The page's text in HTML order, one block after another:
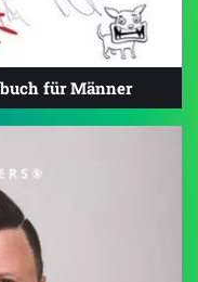
für Männer